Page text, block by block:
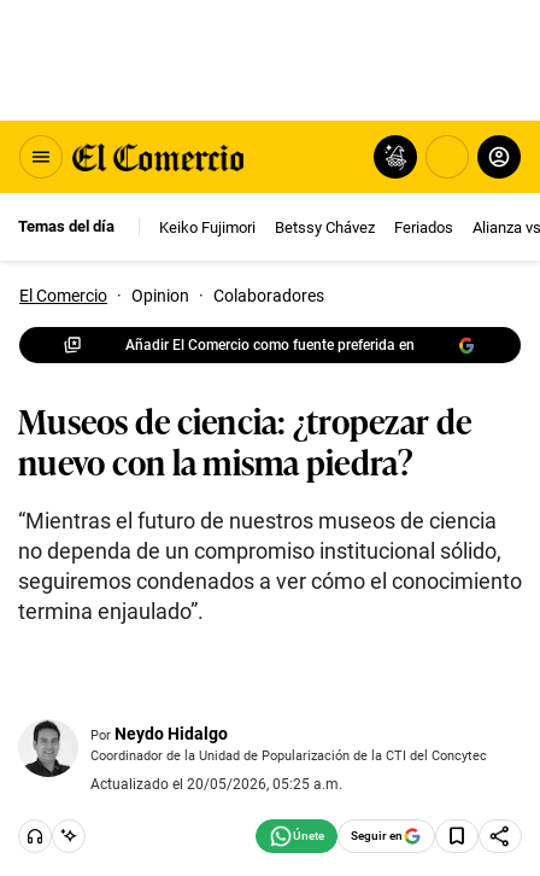
Temas del día Keiko Fujimori Betssy Chávez Feriados Alianza
El Comercio · Opinion · Colaboradores
Añadir El Comercio como fuente preferida en
Museos de ciencia: ¿tropezar de
nuevo con la misma piedra?
“Mientras el futuro de nuestros museos de ciencia
no dependa de un compromiso institucional sólido,
seguiremos condenados a ver cómo el conocimiento
termina enjaulado”.
Por Neydo Hidalgo
Coordinador de la Unidad de Popularización de la CTI del Concytec
Actualizado el 20/05/2026, 05:25 a.m.
Seguir en